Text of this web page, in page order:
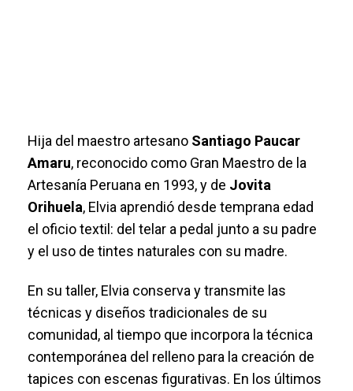
Hija del maestro artesano Santiago Paucar
Amaru, reconocido como Gran Maestro de la
Artesanía Peruana en 1993, y de Jovita
Orihuela, Elvia aprendió desde temprana edad
el oficio textil: del telar a pedal junto a su padre
y el uso de tintes naturales con su madre.
En su taller, Elvia conserva y transmite las
técnicas y diseños tradicionales de su
comunidad, al tiempo que incorpora la técnica
contemporánea del relleno para la creación de
tapices con escenas figurativas. En los últimos